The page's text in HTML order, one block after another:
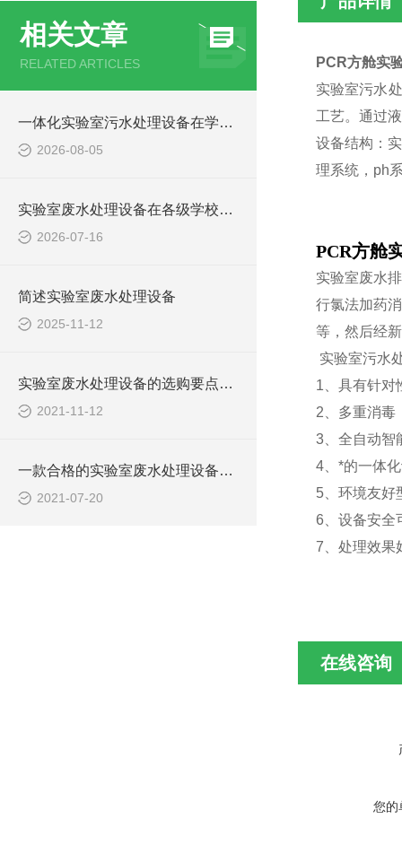
相关文章
RELATED ARTICLES
一体化实验室污水处理设备在学校化学实验室的应用
2026-08-05
实验室废水处理设备在各级学校的应用
2026-07-16
简述实验室废水处理设备
2025-11-12
实验室废水处理设备的选购要点，你知道多少？
2021-11-12
一款合格的实验室废水处理设备有哪些性能要求和组成结构？
2021-07-20
PCR方舱实
实验室污水
工艺。通过
设备结构：
理系统，ph
PCR方舱
实验室废水
行氯法加药
等，然后经
实验室污水
1、具有针对
2、多重消毒
3、全自动智
4、*的一体
5、环境友好
6、设备安全
7、处理效果
在线咨询
您的